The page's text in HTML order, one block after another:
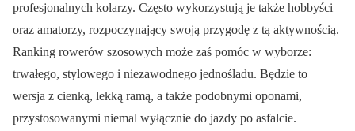
profesjonalnych kolarzy. Często wykorzystują je także hobbyści
oraz amatorzy, rozpoczynający swoją przygodę z tą aktywnością.
Ranking rowerów szosowych może zaś pomóc w wyborze:
trwałego, stylowego i niezawodnego jednośladu. Będzie to
wersja z cienką, lekką ramą, a także podobnymi oponami,
przystosowanymi niemal wyłącznie do jazdy po asfalcie.